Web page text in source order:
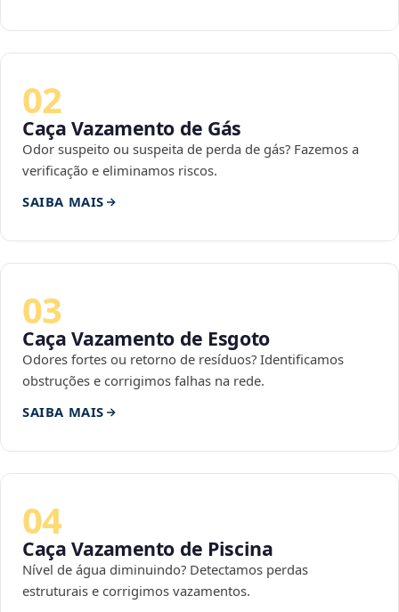
02
Caça Vazamento de Gás
Odor suspeito ou suspeita de perda de gás? Fazemos a
verificação e eliminamos riscos.
SAIBA MAIS
03
Caça Vazamento de Esgoto
Odores fortes ou retorno de resíduos? Identificamos
obstruções e corrigimos falhas na rede.
SAIBA MAIS
04
Caça Vazamento de Piscina
Nível de água diminuindo? Detectamos perdas
estruturais e corrigimos vazamentos.